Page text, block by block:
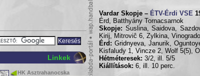
Linkek
HK Asztrahanocska
Vardar Skopje – ÉTV-Érdi VSE
Érd, Batthyány Tornacsarnok
Skopje: Suslina, Saidova,
Kirij, Mitroviĉ 6, Zylkina,
Érd: Gridnyeva, Janurik,
Kisfaludy 1, Vincze 2, Wolf 5(5),
Hétméteresek: 3/2, ill. 5/5
Kiállítások: 6, ill. 10 perc.